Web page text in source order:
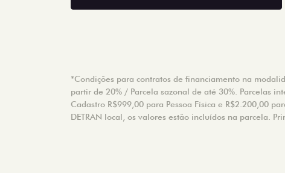
*Condições para contratos de financiamento na
partir de 20% / Parcela sazonal de até 30%. Parcelas
Cadastro R$999,00 para Pessoa Física e R$2.200,00
DETRAN local, os valores estão incluídos na parcela.